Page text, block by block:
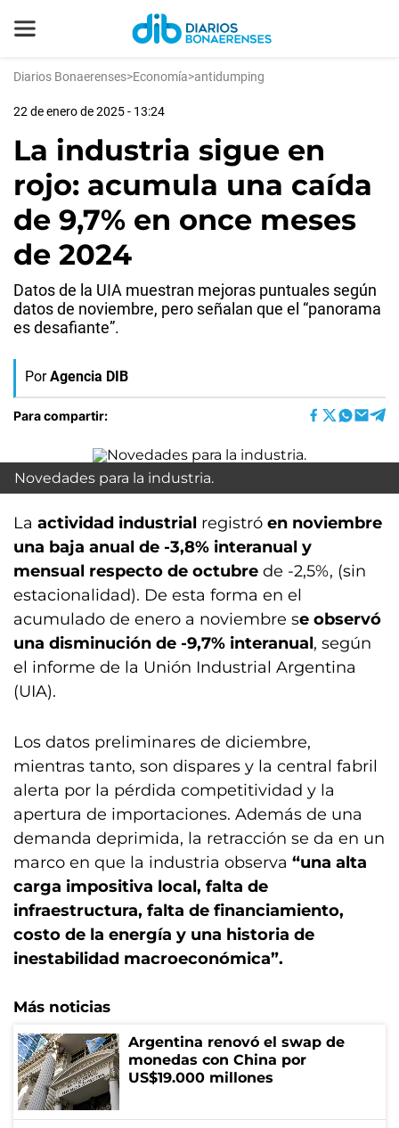
Diarios Bonaerenses>Economía>antidumping
22 de enero de 2025 - 13:24
La industria sigue en
rojo: acumula una caída
de 9,7% en once meses
de 2024
Datos de la UIA muestran mejoras puntuales según
datos de noviembre, pero señalan que el “panorama
es desafiante”.
Por Agencia DIB
Para compartir:
Novedades para la industria.
La actividad industrial registró en noviembre
una baja anual de -3,8% interanual y
mensual respecto de octubre de -2,5%, (sin
estacionalidad). De esta forma en el
acumulado de enero a noviembre se observó
una disminución de -9,7% interanual, según
el informe de la Unión Industrial Argentina
(UIA).
Los datos preliminares de diciembre,
mientras tanto, son dispares y la central fabril
alerta por la pérdida competitividad y la
apertura de importaciones. Además de una
demanda deprimida, la retracción se da en un
marco en que la industria observa “una alta
carga impositiva local, falta de
infraestructura, falta de financiamiento,
costo de la energía y una historia de
inestabilidad macroeconómica”.
Más noticias
Argentina renovó el swap de
monedas con China por
US$19.000 millones